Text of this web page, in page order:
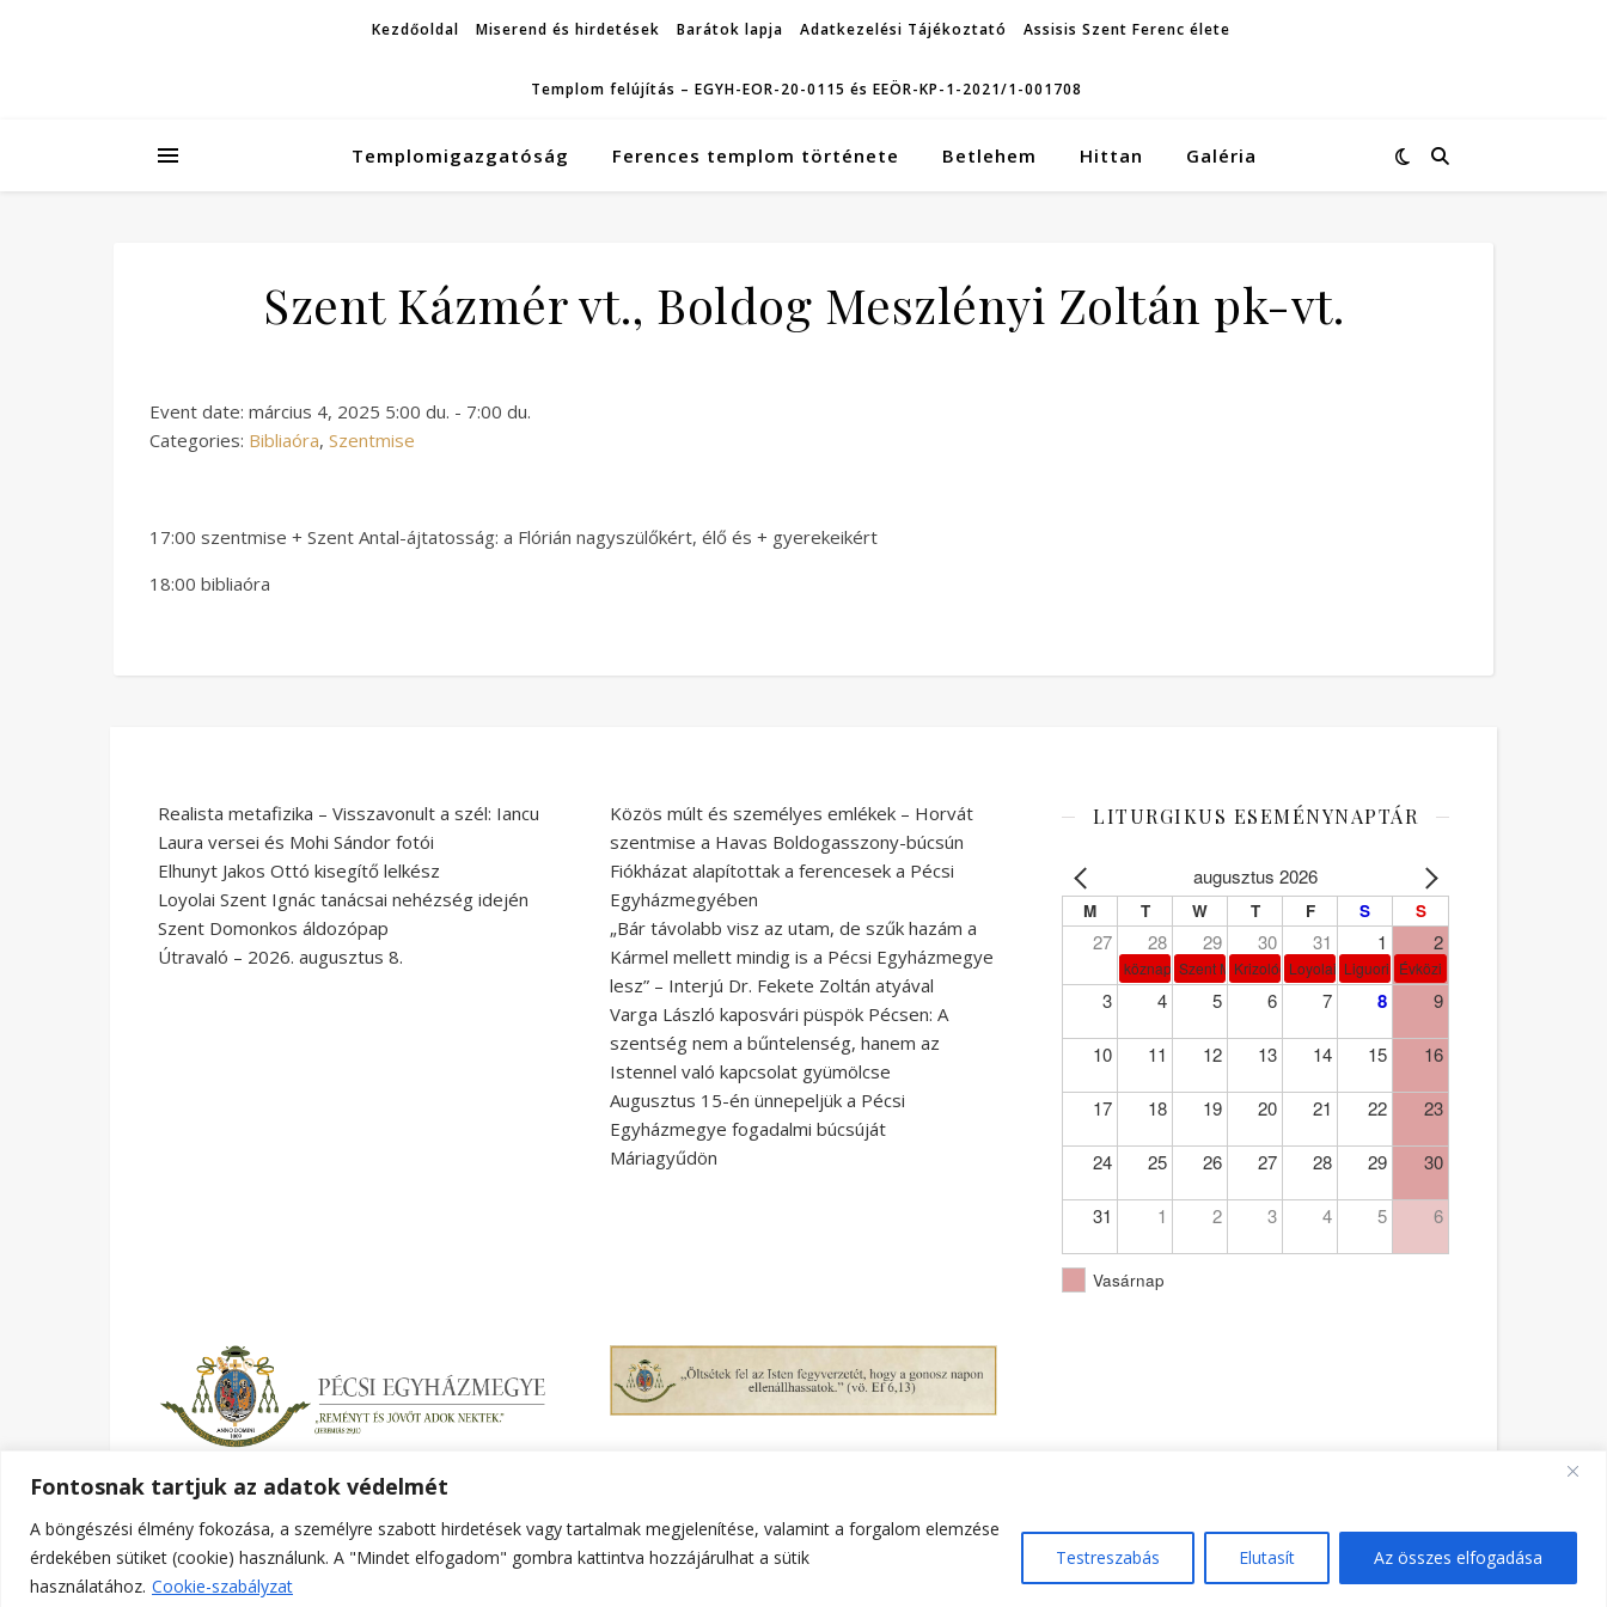
Fontosnak tartjuk az adatok védelmét
A böngészési élmény fokozása, a személyre szabott hirdetések vagy tartalmak megjelenítése, valamint a forgalom elemzése
érdekében sütiket (cookie) használunk. A "Mindet elfogadom" gombra kattintva hozzájárulhat a sütik
használatához. Cookie-szabályzat
Testreszabás Elutasít Az összes elfogadása
Kezdőoldal Miserend és hirdetések Barátok lapja Adatkezelési Tájékoztató Assisis Szent Ferenc élete
Templom felújítás – EGYH-EOR-20-0115 és EEÖR-KP-1-2021/1-001708
Templomigazgatóság Ferences templom története Betlehem Hittan Galéria
Szent Kázmér vt., Boldog Meszlényi Zoltán pk-vt.
Event date: március 4, 2025 5:00 du. - 7:00 du.
Categories: Bibliaóra, Szentmise
17:00 szentmise + Szent Antal-ájtatosság: a Flórián nagyszülőkért, élő és + gyerekeikért
18:00 bibliaóra
Realista metafizika – Visszavonult a szél: Iancu
Laura versei és Mohi Sándor fotói
Elhunyt Jakos Ottó kisegítő lelkész
Loyolai Szent Ignác tanácsai nehézség idején
Szent Domonkos áldozópap
Útravaló – 2026. augusztus 8.
Közös múlt és személyes emlékek – Horvát
szentmise a Havas Boldogasszony-búcsún
Fiókházat alapítottak a ferencesek a Pécsi
Egyházmegyében
„Bár távolabb visz az utam, de szűk hazám a
Kármel mellett mindig is a Pécsi Egyházmegye
lesz” – Interjú Dr. Fekete Zoltán atyával
Varga László kaposvári püspök Pécsen: A
szentség nem a bűntelenség, hanem az
Istennel való kapcsolat gyümölcse
Augusztus 15-én ünnepeljük a Pécsi
Egyházmegye fogadalmi búcsúját
Máriagyűdön
LITURGIKUS ESEMÉNYNAPTÁR
augusztus 2026
M T W T F S S
27 28 29 30 31 1 2
köznap Szent Márta, Mária és Lázár
Krizológ Szent Péter
Loyolai Szent Ignác
Liguori Szent Alfonz pk-et.
Évközi 18. vasárnap
3 4 5 6 7 8 9
10 11 12 13 14 15 16
17 18 19 20 21 22 23
24 25 26 27 28 29 30
31 1 2 3 4 5 6
Vasárnap
Ferences Templom Pécs - PA - hivatalos oldala 2021.
Ashe a sablont készítette: WP Royal